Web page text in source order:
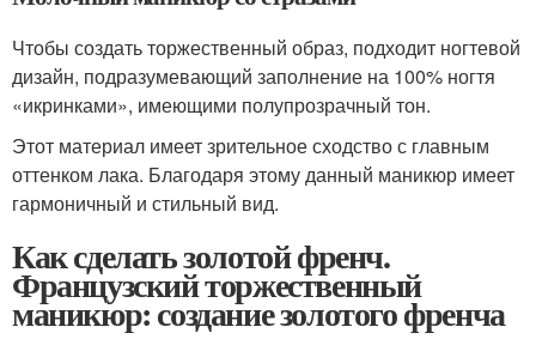
Чтобы создать торжественный образ, подходит ногтевой
дизайн, подразумевающий заполнение на 100% ногтя
«икринками», имеющими полупрозрачный тон.
Этот материал имеет зрительное сходство с главным
оттенком лака. Благодаря этому данный маникюр имеет
гармоничный и стильный вид.
Как сделать золотой френч.
Французский торжественный
маникюр: создание золотого френча